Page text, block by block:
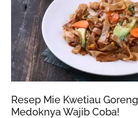
Resep Mie Kwetiau
Medoknya Wajib Coba!